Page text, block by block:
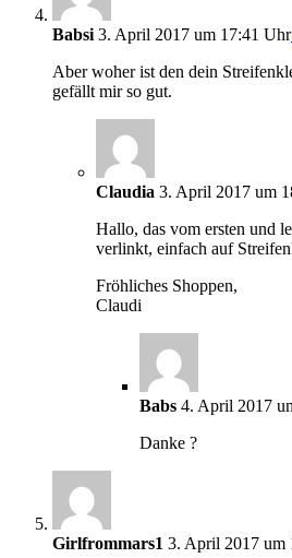
Babsi 3. April 2017 um 17:41 Uhr
Aber woher ist den dein
gefällt mir so gut.
Claudia 3. April 2017 um
Hallo, das vom ersten und
verlinkt, einfach auf
Fröhliches Shoppen,
Claudi
Babs 4. April 2017
Danke ?
Girlfrommars1 3. April 2017 um